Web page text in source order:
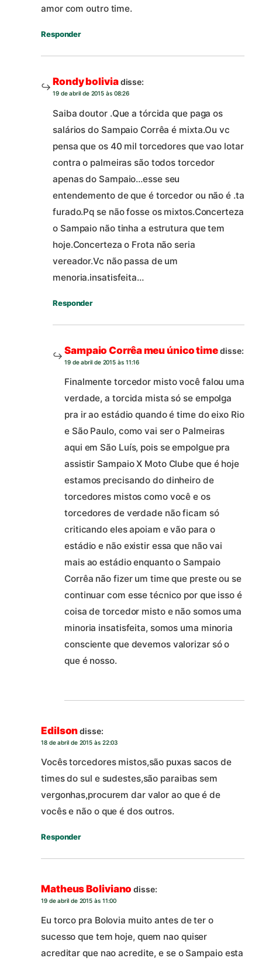
amor com outro time.
Responder
Rondy boliviadisse:
19 de abril de 2015 às 08:26
Saiba doutor .Que a tórcida que paga os
salários do Sampaio Corrêa é mixta.Ou vc
pensa que os 40 mil torcedores que vao lotar
contra o palmeiras são todos torcedor
apenas do Sampaio…esse seu
entendemento de que é torcedor ou não é .ta
furado.Pq se não fosse os mixtos.Concerteza
o Sampaio não tinha a estrutura que tem
hoje.Concerteza o Frota não seria
vereador.Vc não passa de um
menoria.insatisfeita…
Responder
Sampaio Corrêa meu único timedisse:
19 de abril de 2015 às 11:16
Finalmente torcedor misto você falou uma
verdade, a torcida mista só se empolga
pra ir ao estádio quando é time do eixo Rio
e São Paulo, como vai ser o Palmeiras
aqui em São Luís, pois se empolgue pra
assistir Sampaio X Moto Clube que é hoje
estamos precisando do dinheiro de
torcedores mistos como você e os
torcedores de verdade não ficam só
criticando eles apoiam e vão para o
estádio e não existir essa que não vai
mais ao estádio enquanto o Sampaio
Corrêa não fizer um time que preste ou se
continuar com esse técnico por que isso é
coisa de torcedor misto e não somos uma
minoria insatisfeita, somos uma minoria
consciente que devemos valorizar só o
que é nosso.
Edilsondisse:
18 de abril de 2015 às 22:03
Vocês torcedores mistos,são puxas sacos de
times do sul e sudestes,são paraibas sem
vergonhas,procurem dar valor ao que é de
vocês e não o que é dos outros.
Responder
Matheus Boliviano disse:
19 de abril de 2015 às 11:00
Eu torco pra Bolovia muito antes de ter o
sucesso que tem hoje, quem nao quiser
acreditar que nao acredite, e se o Sampaio esta